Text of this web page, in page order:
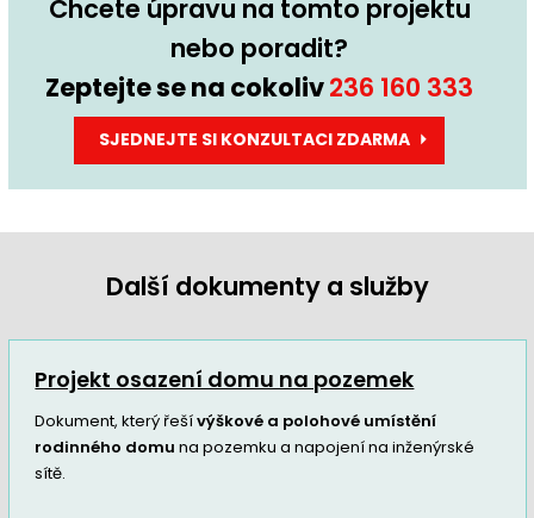
Chcete úpravu na tomto projektu
nebo poradit?
Zeptejte se na cokoliv236 160 333
SJEDNEJTE SI KONZULTACI ZDARMA
Další dokumenty a služby
Projekt osazení domu na pozemek
Dokument, který řešívýškové a polohové umístění
rodinného domu na pozemku a napojení na inženýrské
sítě.